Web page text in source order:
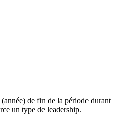
de fin de la période durant
un type de leadership.